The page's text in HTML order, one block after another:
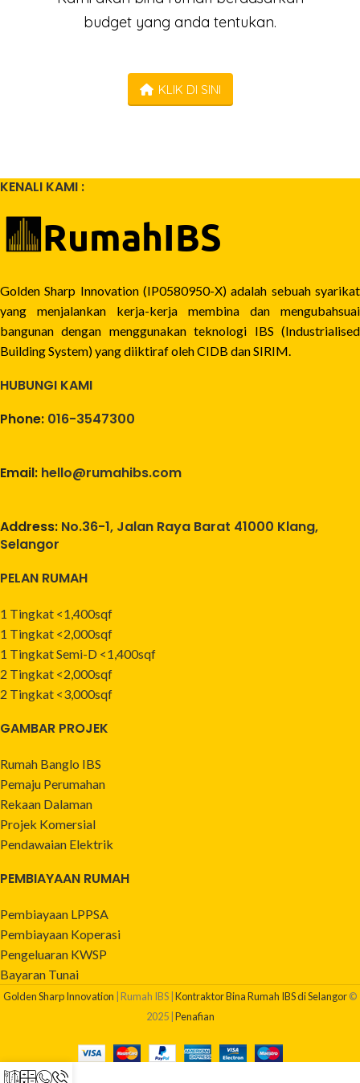
budget yang anda tentukan.
KLIK DI SINI
KENALI KAMI :
Golden Sharp Innovation (IP0580950-X) adalah sebuah syarikat
yang menjalankan kerja-kerja membina dan mengubahsuai
bangunan dengan menggunakan teknologi IBS (Industrialised
Building System) yang diiktiraf oleh CIDB dan SIRIM.
HUBUNGI KAMI
Phone: 016-3547300
Email: hello@rumahibs.com
Address: No.36-1, Jalan Raya Barat 41000 Klang,
Selangor
PELAN RUMAH
1 Tingkat <1,400sqf
1 Tingkat <2,000sqf
1 Tingkat Semi-D <1,400sqf
2 Tingkat <2,000sqf
2 Tingkat <3,000sqf
GAMBAR PROJEK
Rumah Banglo IBS
Pemaju Perumahan
Rekaan Dalaman
Projek Komersial
Pendawaian Elektrik
PEMBIAYAAN RUMAH
Pembiayaan LPPSA
Pembiayaan Koperasi
Pengeluaran KWSP
Bayaran Tunai
Golden Sharp Innovation | Rumah IBS | Kontraktor Bina Rumah IBS di Selangor©
2025 | Penafian